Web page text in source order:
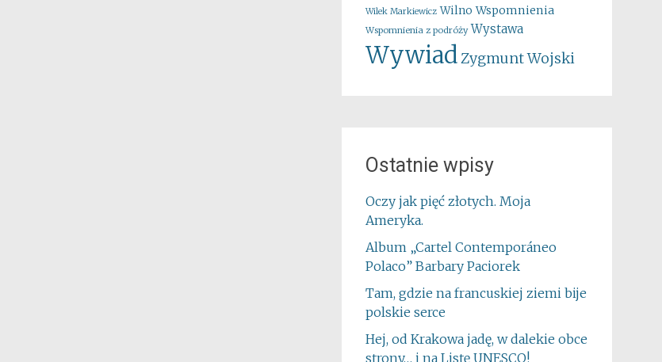
Wilek Markiewicz Wilno Wspomnienia
Wspomnienia z podróży Wystawa
WywiadZygmunt Wojski
Ostatnie wpisy
Oczy jak pięć złotych. Moja
Ameryka.
Album „Cartel Contemporáneo
Polaco” Barbary Paciorek
Tam, gdzie na francuskiej ziemi bije
polskie serce
Hej, od Krakowa jadę, w dalekie obce
strony… i na Listę UNESCO!